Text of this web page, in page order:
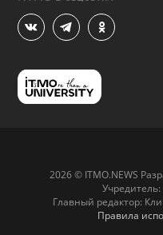
2026 © ITMO.NEWS
Учредитель:
Главный редактор:
Правила